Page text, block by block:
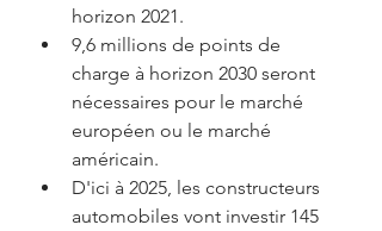
horizon 2021.
9,6 millions de points de
charge à horizon 2030 seront
nécessaires pour le marché
européen ou le marché
américain.
D'ici à 2025, les constructeurs
automobiles vont investir 145